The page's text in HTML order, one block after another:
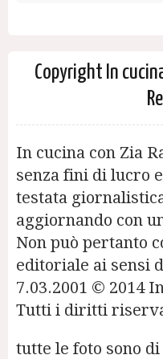
Copyright In
In cucina con Zia
senza fini di lucro
testata
aggiornando con
Non può pertanto
editoriale ai sensi
7.03.2001 © 2014
Tutti i diritti
tutte le foto sono